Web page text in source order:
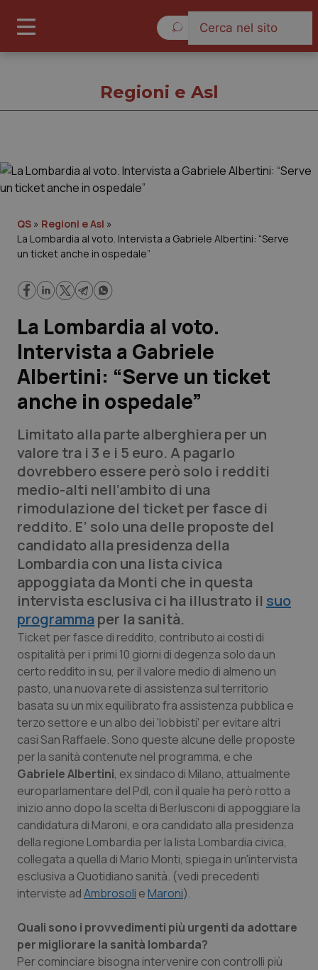
Governo e Parlamento
Regioni e Asl
Lavoro e Professioni
Scienza e Farmaci
Studi e Analisi
Lettere al direttore
Edizioni Regionali
QS Pro
Professionisti Sanitari.AI
Abruzzo
Basilicata
Calabria
Campania
Emilia-Romagna
Friuli Venezia Giulia
Lazio
Liguria
Lombardia
Molise
QS Pro Gold
Artrite & artrosi
Asma & BPCO
Car-T
Colesterolo & coronaropatie
Dermatite Atopica
Diabete & glucometri
Disturbi dell’umore
Dolore
Epatiti
QS Club Newsletter
Regioni e Asl
QS » Regioni e Asl »
La Lombardia al voto. Intervista a Gabriele Albertini: “Serve
un ticket anche in ospedale”
La Lombardia al voto.
Intervista a Gabriele
Albertini: “Serve un ticket
anche in ospedale”
Limitato alla parte alberghiera per un
valore tra i 3 e i 5 euro. A pagarlo
dovrebbero essere però solo i redditi
medio-alti nell’ambito di una
rimodulazione del ticket per fasce di
reddito. E’ solo una delle proposte del
candidato alla presidenza della
Lombardia con una lista civica
appoggiata da Monti che in questa
intervista esclusiva ci ha illustrato il suo
programmaper la sanità.
Ticket per fasce di reddito, contributo ai costi di
ospitalità per i primi 10 giorni di degenza solo da un
certo reddito in su, per il valore medio di almeno un
pasto, una nuova rete di assistenza sul territorio
basata su un mix equilibrato fra assistenza pubblica e
terzo settore e un albo dei 'lobbisti' per evitare altri
casi San Raffaele. Sono queste alcune delle proposte
per la sanità contenute nel programma, e che
Gabriele Albertini, ex sindaco di Milano, attualmente
europarlamentare del Pdl, con il quale ha però rotto a
inizio anno dopo la scelta di Berlusconi di appoggiare la
candidatura di Maroni, e ora candidato alla presidenza
della regione Lombardia per la lista Lombardia civica,
collegata a quella di Mario Monti, spiega in un'intervista
esclusiva a Quotidiano sanità. (vedi precedenti
interviste adAmbrosoli eMaroni).
Quali sono i provvedimenti più urgenti da adottare
per migliorare la sanità lombarda?
Per cominciare bisogna intervenire con controlli più